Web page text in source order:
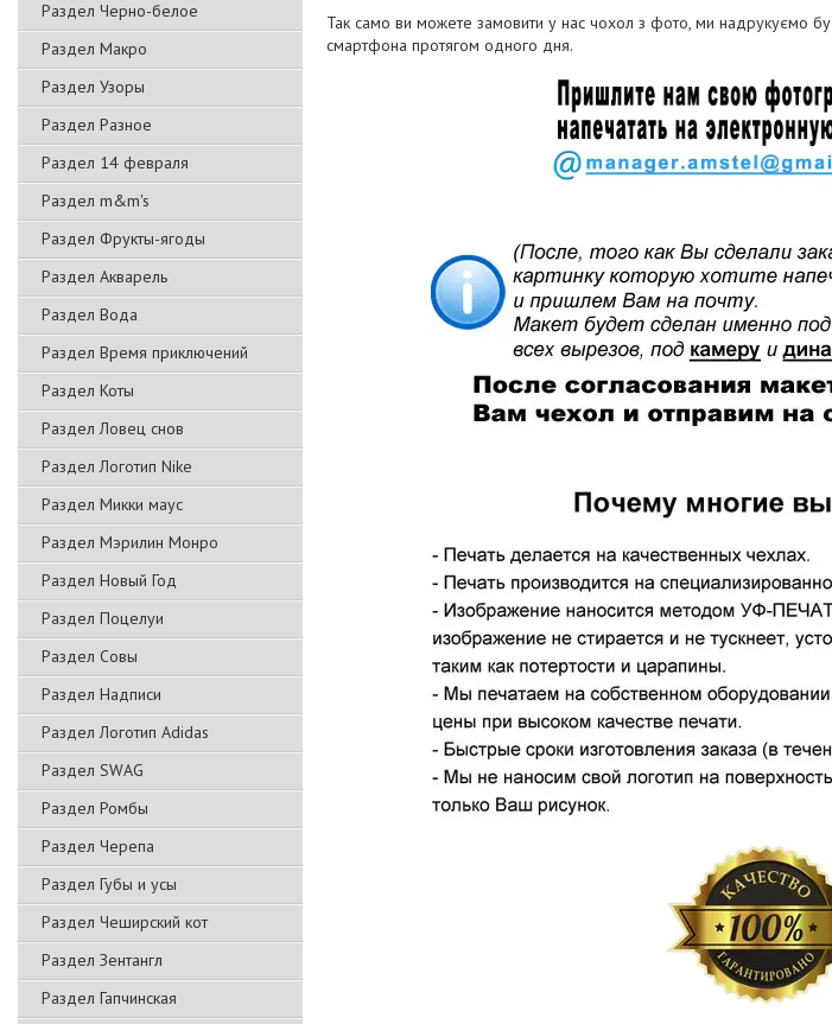
Раздел Черно-белое
Раздел Макро
Раздел Узоры
Раздел Разное
Раздел 14 февраля
Раздел m&m's
Раздел Фрукты-ягоды
Раздел Акварель
Раздел Вода
Раздел Время приключений
Раздел Коты
Раздел Ловец снов
Раздел Логотип Nike
Раздел Микки маус
Раздел Мэрилин Монро
Раздел Новый Год
Раздел Поцелуи
Раздел Совы
Раздел Надписи
Раздел Логотип Adidas
Раздел SWAG
Раздел Ромбы
Раздел Черепа
Раздел Губы и усы
Раздел Чеширский кот
Раздел Зентангл
Раздел Гапчинская
Так само ви можете замовити у нас чохол з фото, ми надрукуємо
смартфона протягом одного дня.